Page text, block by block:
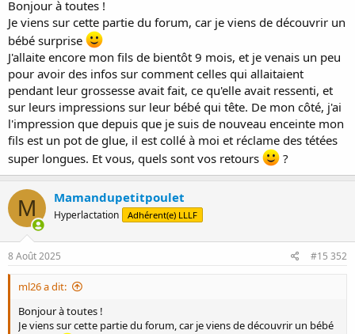
Bonjour à toutes !
Je viens sur cette partie du forum, car je viens de découvrir un
bébé surprise
J'allaite encore mon fils de bientôt 9 mois, et je venais un peu
pour avoir des infos sur comment celles qui allaitaient
pendant leur grossesse avait fait, ce qu'elle avait ressenti, et
sur leurs impressions sur leur bébé qui tête. De mon côté, j'ai
l'impression que depuis que je suis de nouveau enceinte mon
fils est un pot de glue, il est collé à moi et réclame des tétées
super longues. Et vous, quels sont vos retours
?
M Mamandupetitpoulet
Hyperlactation Adhérent(e) LLLF
8 Août 2025 #15 352
ml26 a dit:
Bonjour à toutes !
Je viens sur cette partie du forum, car je viens de découvrir un bébé